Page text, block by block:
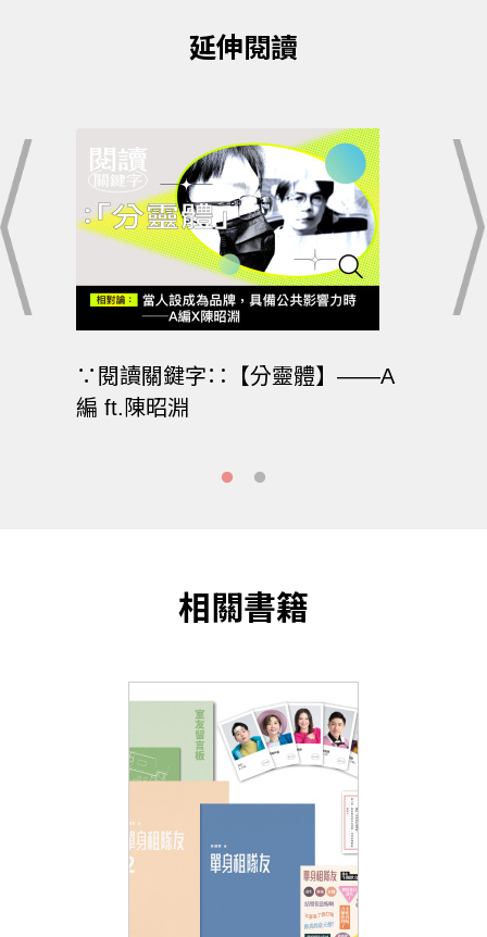
延伸閱讀
∵閱讀關鍵字∷【分靈體】——A
編 ft.陳昭淵
相關書籍